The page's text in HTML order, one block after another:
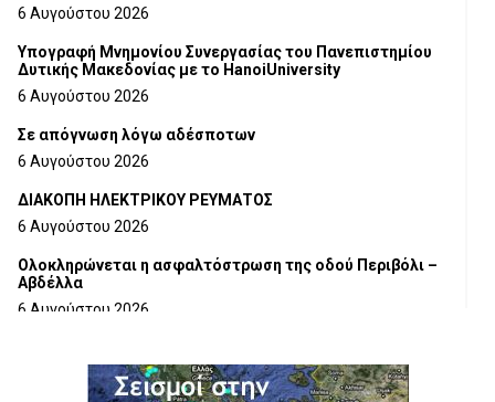
6 Αυγούστου 2026
Υπογραφή Μνημονίου Συνεργασίας του Πανεπιστημίου
Δυτικής Μακεδονίας με το HanoiUniversity
6 Αυγούστου 2026
Σε απόγνωση λόγω αδέσποτων
6 Αυγούστου 2026
ΔΙΑΚΟΠΗ ΗΛΕΚΤΡΙΚΟΥ ΡΕΥΜΑΤΟΣ
6 Αυγούστου 2026
Ολοκληρώνεται η ασφαλτόστρωση της οδού Περιβόλι –
Αβδέλλα
6 Αυγούστου 2026
5 Αυγούστου 2026